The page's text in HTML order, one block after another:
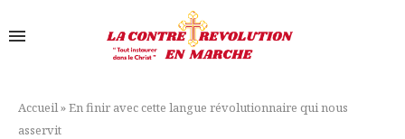
Accueil»En finir avec cette langue révolutionnaire qui nous
asservit